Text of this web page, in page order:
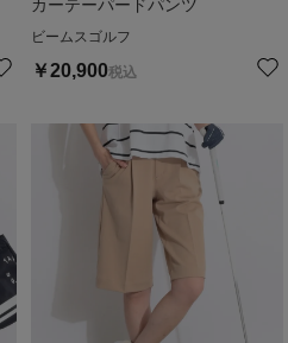
カーテーパードパンツ
ビームスゴルフ
￥20,900税込